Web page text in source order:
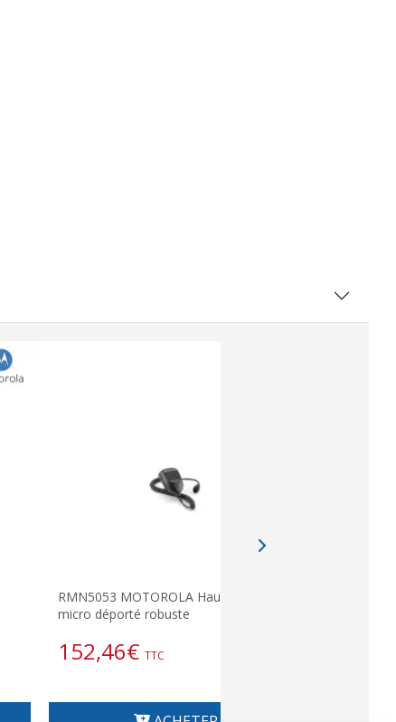
RMN5053 MOTOROLA Haut-parleur
micro déporté robuste
152,46€ TTC